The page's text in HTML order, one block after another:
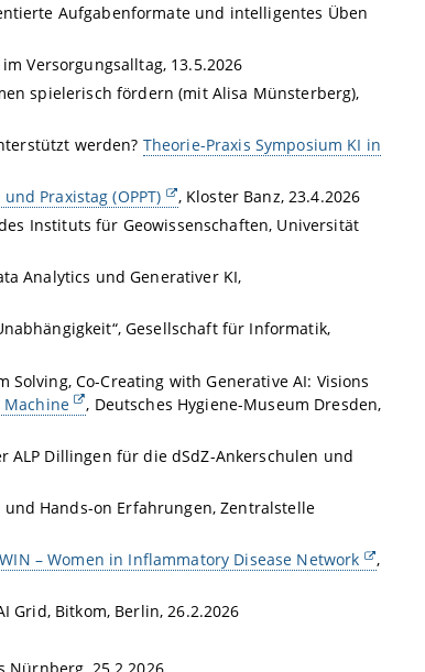
Aufgabenformate und intelligentes Üben
Versorgungsalltag, 13.5.2026
spielerisch fördern (mit Alisa Münsterberg),
werden? Theorie-Praxis Symposium KI in
Praxistag (OPPT)
, Kloster Banz, 23.4.2026
Instituts für Geowissenschaften, Universität
Analytics und Generativer KI,
Gesellschaft für Informatik,
Co-Creating with Generative AI: Visions
Machine
, Deutsches Hygiene-Museum Dresden,
ALP Dillingen für die dSdZ-Ankerschulen und
Hands-on Erfahrungen, Zentralstelle
WIN – Women in Inflammatory Disease Network
,
Grid, Bitkom, Berlin, 26.2.2026